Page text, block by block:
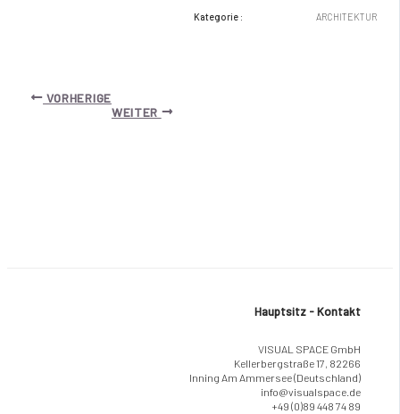
Kategorie : ARCHITEKTUR
Nach
VORHERIGE
WEITER
Hauptsitz - Kontakt
VISUAL SPACE GmbH
Kellerbergstraße 17, 82266
Inning Am Ammersee (Deutschland)
info@visualspace.de
+49 (0)89 448 74 89